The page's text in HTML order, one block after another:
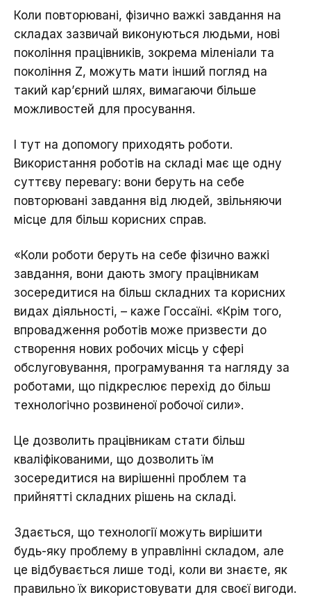
Коли повторювані, фізично важкі завдання на
складах зазвичай виконуються людьми, нові
покоління працівників, зокрема міленіали та
покоління Z, можуть мати інший погляд на
такий кар’єрний шлях, вимагаючи більше
можливостей для просування.
І тут на допомогу приходять роботи.
Використання роботів на складі має ще одну
суттєву перевагу: вони беруть на себе
повторювані завдання від людей, звільняючи
місце для більш корисних справ.
«Коли роботи беруть на себе фізично важкі
завдання, вони дають змогу працівникам
зосередитися на більш складних та корисних
видах діяльності, – каже Госсаїні. «Крім того,
впровадження роботів може призвести до
створення нових робочих місць у сфері
обслуговування, програмування та нагляду за
роботами, що підкреслює перехід до більш
технологічно розвиненої робочої сили».
Це дозволить працівникам стати більш
кваліфікованими, що дозволить їм
зосередитися на вирішенні проблем та
прийнятті складних рішень на складі.
Здається, що технології можуть вирішити
будь-яку проблему в управлінні складом, але
це відбувається лише тоді, коли ви знаєте, як
правильно їх використовувати для своєї вигоди.